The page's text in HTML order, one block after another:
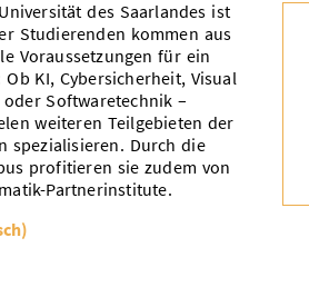
des Saarlandes ist
Studierenden kommen aus
Voraussetzungen für ein
KI, Cybersicherheit, Visual
Softwaretechnik –
weiteren Teilgebieten der
spezialisieren. Durch die
profitieren sie zudem von
Partnerinstitute.